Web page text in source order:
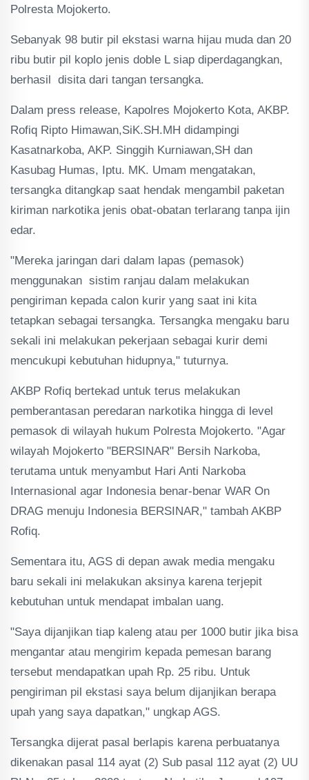
Polresta Mojokerto.
Sebanyak 98 butir pil ekstasi warna hijau muda dan 20
ribu butir pil koplo jenis doble L siap diperdagangkan,
berhasil disita dari tangan tersangka.
Dalam press release, Kapolres Mojokerto Kota, AKBP.
Rofiq Ripto Himawan,SiK.SH.MH didampingi
Kasatnarkoba, AKP. Singgih Kurniawan,SH dan
Kasubag Humas, Iptu. MK. Umam mengatakan,
tersangka ditangkap saat hendak mengambil paketan
kiriman narkotika jenis obat-obatan terlarang tanpa ijin
edar.
"Mereka jaringan dari dalam lapas (pemasok)
menggunakan sistim ranjau dalam melakukan
pengiriman kepada calon kurir yang saat ini kita
tetapkan sebagai tersangka. Tersangka mengaku baru
sekali ini melakukan pekerjaan sebagai kurir demi
mencukupi kebutuhan hidupnya," tuturnya.
AKBP Rofiq bertekad untuk terus melakukan
pemberantasan peredaran narkotika hingga di level
pemasok di wilayah hukum Polresta Mojokerto. "Agar
wilayah Mojokerto "BERSINAR" Bersih Narkoba,
terutama untuk menyambut Hari Anti Narkoba
Internasional agar Indonesia benar-benar WAR On
DRAG menuju Indonesia BERSINAR," tambah AKBP
Rofiq.
Sementara itu, AGS di depan awak media mengaku
baru sekali ini melakukan aksinya karena terjepit
kebutuhan untuk mendapat imbalan uang.
"Saya dijanjikan tiap kaleng atau per 1000 butir jika bisa
mengantar atau mengirim kepada pemesan barang
tersebut mendapatkan upah Rp. 25 ribu. Untuk
pengiriman pil ekstasi saya belum dijanjikan berapa
upah yang saya dapatkan," ungkap AGS.
Tersangka dijerat pasal berlapis karena perbuatanya
dikenakan pasal 114 ayat (2) Sub pasal 112 ayat (2) UU